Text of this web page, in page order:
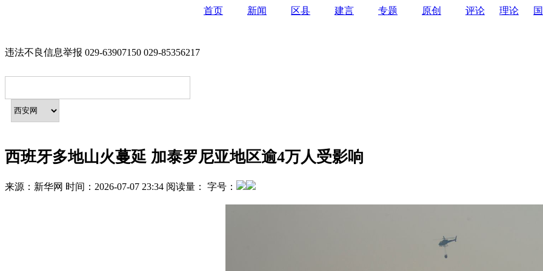
首页 新闻 区县 建言 专题 原创 评论 理论
违法不良信息举报 029-63907150 029-85356217
西班牙多地山火蔓延 加泰罗尼亚地区逾4万人受影响
来源： 新华网 时间： 2026-07-07 23:34 阅读量： 字号：